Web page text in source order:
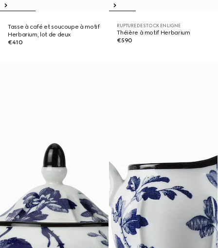
Tasse à café et soucoupe à motif
Herbarium, lot de deux
€410
RUPTURE DE STOCK EN LIGNE
Théière à motif Herbarium
€590